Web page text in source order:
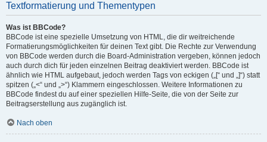
Textformatierung und Thementypen
Was ist BBCode?
BBCode ist eine spezielle Umsetzung von HTML, die dir weitreichende
Formatierungsmöglichkeiten für deinen Text gibt. Die Rechte zur Verwendung
von BBCode werden durch die Board-Administration vergeben, können jedoch
auch durch dich für jeden einzelnen Beitrag deaktiviert werden. BBCode ist
ähnlich wie HTML aufgebaut, jedoch werden Tags von eckigen („[“ und „]“) statt
spitzen („<“ und „>“) Klammern eingeschlossen. Weitere Informationen zu
BBCode findest du auf einer speziellen Hilfe-Seite, die von der Seite zur
Beitragserstellung aus zugänglich ist.
Nach oben